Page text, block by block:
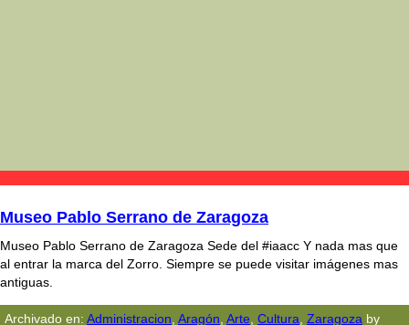
Museo Pablo Serrano de Zaragoza
Museo Pablo Serrano de Zaragoza Sede del #iaacc Y nada mas que
al entrar la marca del Zorro. Siempre se puede visitar imágenes mas
antiguas.
Archivado en: Administracion Aragón Arte Cultura Zaragoza by